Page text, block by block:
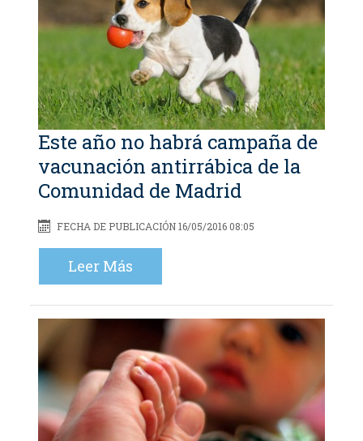
Este año no habrá campaña de
vacunación antirrábica de la
Comunidad de Madrid
FECHA DE PUBLICACIÓN 16/05/2016 08:05
Leer Más